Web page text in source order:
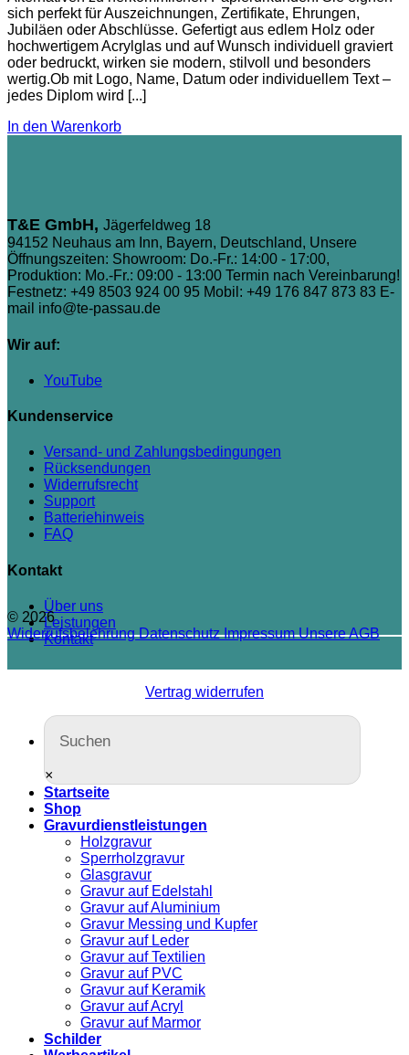
sich perfekt für Auszeichnungen, Zertifikate, Ehrungen,
Jubiläen oder Abschlüsse. Gefertigt aus edlem Holz oder
hochwertigem Acrylglas und auf Wunsch individuell graviert
oder bedruckt, wirken sie modern, stilvoll und besonders
wertig.Ob mit Logo, Name, Datum oder individuellem Text –
jedes Diplom wird [...]
In den Warenkorb
T&E GmbH, Jägerfeldweg 18
94152 Neuhaus am Inn, Bayern, Deutschland, Unsere
Öffnungszeiten: Showroom: Do.-Fr.: 14:00 - 17:00,
Produktion: Mo.-Fr.: 09:00 - 13:00 Termin nach Vereinbarung!
Festnetz: +49 8503 924 00 95 Mobil: +49 176 847 873 83 E-
mail info@te-passau.de
Wir auf:
YouTube
Kundenservice
Versand- und Zahlungsbedingungen
Rücksendungen
Widerrufsrecht
Support
Batteriehinweis
FAQ
Kontakt
Über uns
Leistungen
Kontakt
© 2026
Widerrufsbelehrung Datenschutz Impressum Unsere AGB
Vertrag widerrufen
×
Startseite
Shop
Gravurdienstleistungen
Holzgravur
Sperrholzgravur
Glasgravur
Gravur auf Edelstahl
Gravur auf Aluminium
Gravur Messing und Kupfer
Gravur auf Leder
Gravur auf Textilien
Gravur auf PVC
Gravur auf Keramik
Gravur auf Acryl
Gravur auf Marmor
Schilder